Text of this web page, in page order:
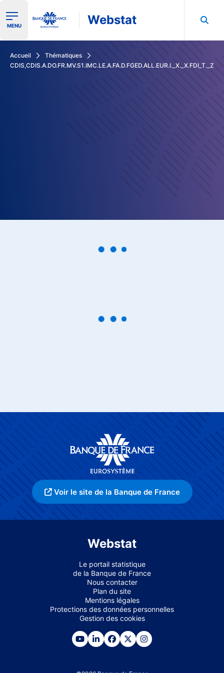
Ouvrir le menu de navigation
MENU Webstat
Accueil
Thématiques
CDIS,CDIS.A.DO.FR.MV.S1.IMC.LE.A.FA.D.FGED.ALL.EUR.I._X._X.FDI_T._Z
Voir le site de la Banque de France
Webstat
Le portail statistique
de la Banque de France
Nous contacter
Plan du site
Mentions légales
Protections des données personnelles
Gestion des cookies